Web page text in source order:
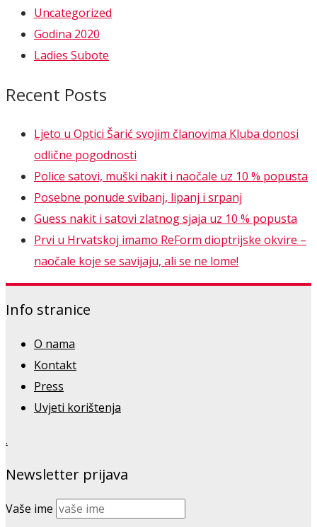
Uncategorized
Godina 2020
Ladies Subote
Recent Posts
Ljeto u Optici Šarić svojim članovima Kluba donosi
odlične pogodnosti
Police satovi, muški nakit i naočale uz 10 % popusta
Posebne ponude svibanj, lipanj i srpanj
Guess nakit i satovi zlatnog sjaja uz 10 % popusta
Prvi u Hrvatskoj imamo ReForm dioptrijske okvire –
naočale koje se savijaju, ali se ne lome!
Info stranice
O nama
Kontakt
Press
Uvjeti korištenja
.
Newsletter prijava
Vaše ime